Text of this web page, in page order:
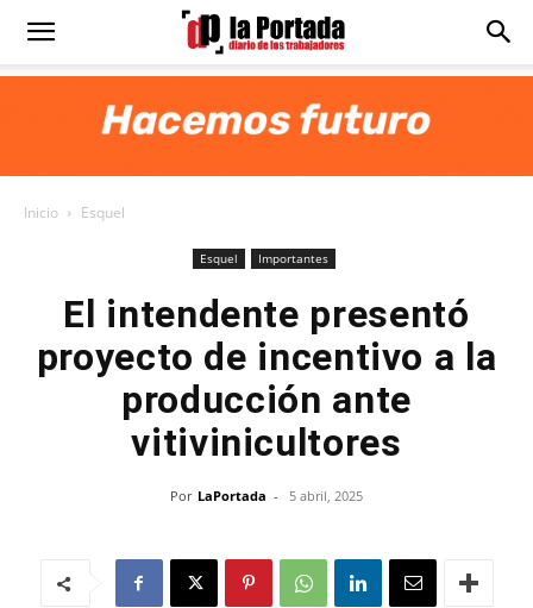
Diario
Inicio Esquel
Esquel Importantes
El intendente presentó
proyecto de incentivo a la
producción ante
vitivinicultores
Por LaPortada - 5 abril, 2025